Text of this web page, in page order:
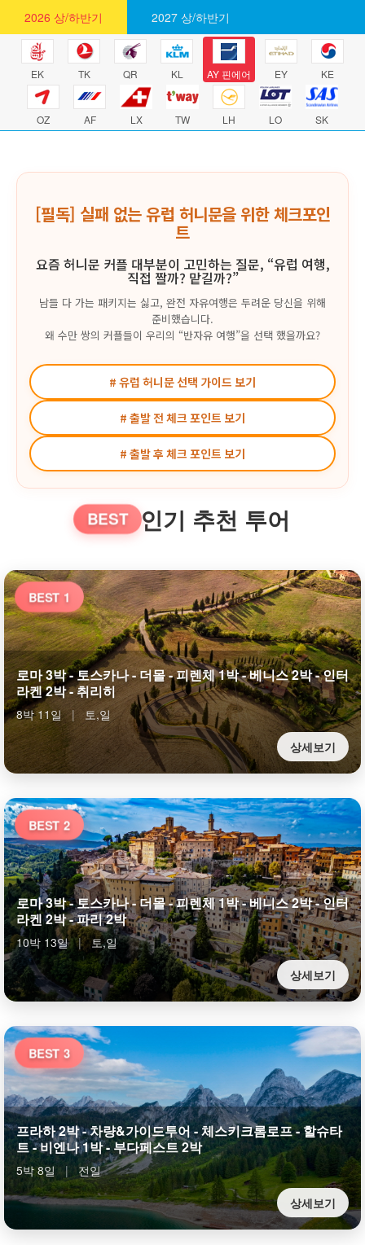
2026 상/하반기 2027 상/하반기
EK TK QR KL AY 핀에어 EY KE
OZ AF LX TW LH LO SK
[필독] 실패 없는 유럽 허니문을 위한 체크포인
트
요즘 허니문 커플 대부분이 고민하는 질문, “유럽 여행,
직접 짤까? 맡길까?”
남들 다 가는 패키지는 싫고, 완전 자유여행은 두려운 당신을 위해
준비했습니다.
왜 수만 쌍의 커플들이 우리의 “반자유 여행”을 선택 했을까요?
# 유럽 허니문 선택 가이드 보기
# 출발 전 체크 포인트 보기
# 출발 후 체크 포인트 보기
BEST 인기 추천 투어
BEST 1
로마 3박 - 토스카나 - 더몰 - 피렌체 1박 - 베니스 2박 - 인터
라켄 2박 - 취리히
8박 11일 |
토,일
상세보기
BEST 2
로마 3박 - 토스카나 - 더몰 - 피렌체 1박 - 베니스 2박 - 인터
라켄 2박 - 파리 2박
10박 13일 |
토,일
상세보기
BEST 3
프라하 2박 - 차량&가이드투어 - 체스키크롬로프 - 할슈타
트 - 비엔나 1박 - 부다페스트 2박
5박 8일 |
전일
상세보기